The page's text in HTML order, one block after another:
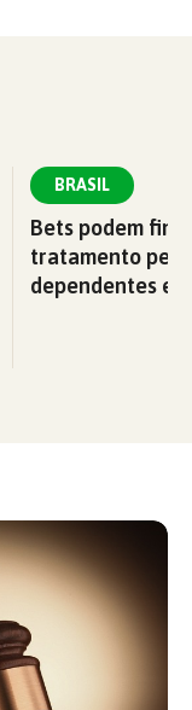
BRASIL
Bets podem
tratamento pelo
dependentes